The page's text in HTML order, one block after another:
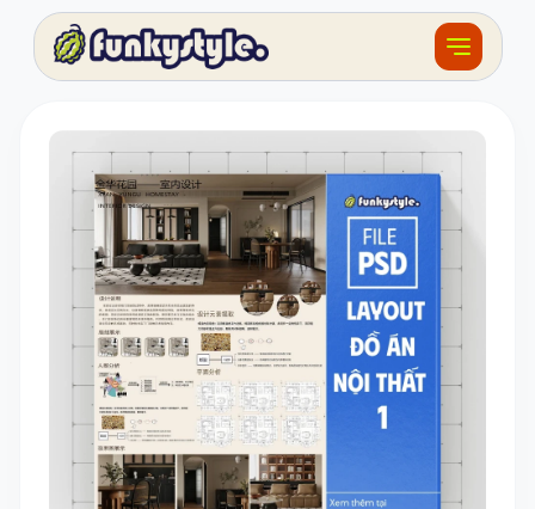
Khóa học
Tài nguyên
Sản phẩm
Giải thưởng
Đồ án
Feedback